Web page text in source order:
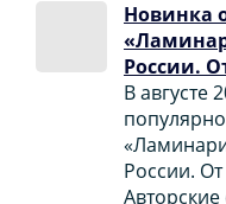
Новинка
России.
В августе
России.
Авторские